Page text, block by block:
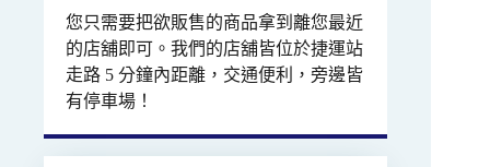
您只需要把欲販售的商品拿到離您最近
的店舖即可。我們的店舖皆位於捷運站
走路 5 分鐘內距離，交通便利，旁邊皆
有停車場！